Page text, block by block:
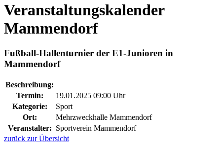
Veranstaltungskalender
Mammendorf
Fußball-Hallenturnier der E1-Junioren in
Mammendorf
Beschreibung:
Termin:
19.01.2025 09:00 Uhr
Kategorie:
Sport
Ort:
Mehrzweckhalle Mammendorf
Veranstalter: Sportverein Mammendorf
zurück zur Übersicht